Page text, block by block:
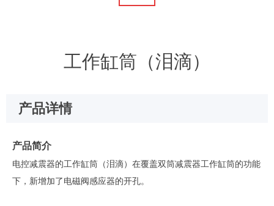
产品详情
产品简介
电控减震器的工作缸筒（泪滴）在覆盖双筒减震器工作缸筒的功能
下，新增加了电磁阀感应器的开孔。
工作缸筒（泪滴）